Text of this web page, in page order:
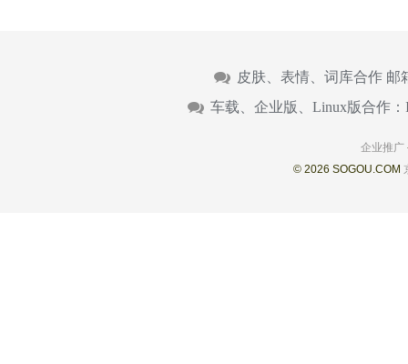
皮肤、表情、词库合作 邮
车载、企业版、Linux版合作：
企业推广
© 2026 SOGOU.COM